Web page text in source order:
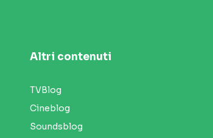
Altri contenuti
TVBlog
Cineblog
Soundsblog